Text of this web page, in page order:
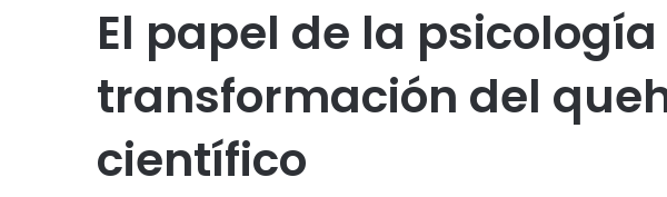
El papel de la
transformación del
científico